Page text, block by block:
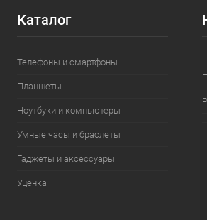
Каталог
Телефоны и смартфоны
Планшеты
Ноутбуки и компьютеры
Умные часы и браслеты
Гаджеты и аксессуары
Уценка